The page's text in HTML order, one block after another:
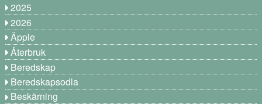
2025
2026
Äpple
Återbruk
Beredskap
Beredskapsodla
Beskärning